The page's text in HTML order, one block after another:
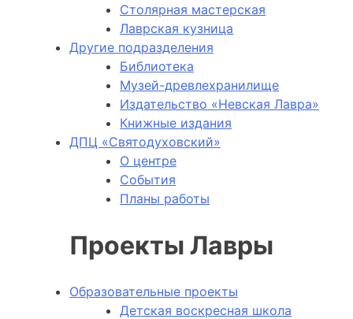
Столярная мастерская
Лаврская кузница
Другие подразделения
Библиотека
Музей-древлехранилище
Издательство «Невская Лавра»
Книжные издания
ДПЦ «Святодуховский»
О центре
События
Планы работы
Проекты Лавры
Образовательные проекты
Детская воскресная школа